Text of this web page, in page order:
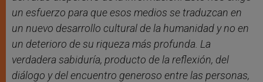
un esfuerzo para que esos medios se traduzcan en
un nuevo desarrollo cultural de la humanidad y no en
un deterioro de su riqueza más profunda. La
verdadera sabiduría, producto de la reflexión, del
diálogo y del encuentro generoso entre las personas,